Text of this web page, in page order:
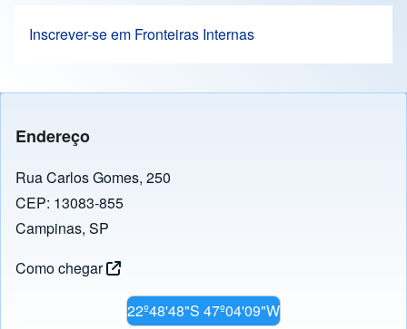
Inscrever-se em Fronteiras Internas
Endereço
Rua Carlos Gomes, 250
CEP: 13083-855
Campinas, SP
Como chegar
22º48'48"S 47º04'09"W